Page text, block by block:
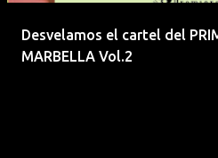
Desvelamos el cartel del
MARBELLA Vol.2